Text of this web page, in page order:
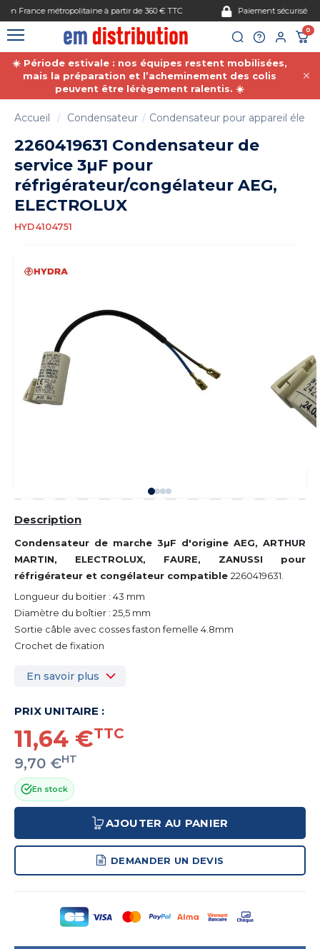
Paiement sécurisé
0
☀️ Période estivale : nos équipes restent mobilisées,
mais la préparation et l’acheminement des colis
peuvent être lérègement ralentis. ☀️
Accueil Condensateur Condensateur pour appareil
2260419631 Condensateur de
service 3µF pour
réfrigérateur/congélateur AEG,
ELECTROLUX
HYD4104751
Description
Condensateur de marche 3µF d'origine AEG, ARTHUR
MARTIN, ELECTROLUX, FAURE, ZANUSSI pour
réfrigérateur et congélateur compatible 2260419631.
Longueur du boitier : 43 mm
Diamètre du boîtier : 25,5 mm
Sortie câble avec cosses faston femelle 4.8mm
Crochet de fixation
En savoir plus
PRIX UNITAIRE :
11,64 €TTC
9,70 €HT
En stock
AJOUTER AU PANIER
DEMANDER UN DEVIS
Gestion des cookies